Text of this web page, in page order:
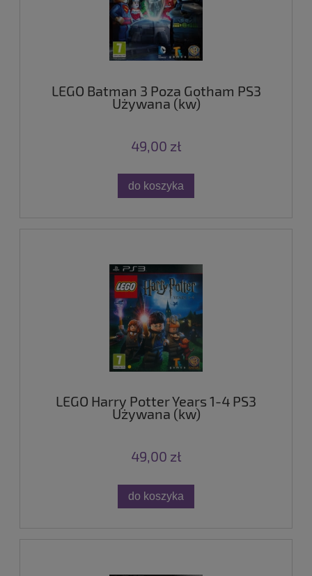
LEGO Batman 3 Poza Gotham PS3
Używana (kw)
49,00 zł
do koszyka
LEGO Harry Potter Years 1-4 PS3
Używana (kw)
49,00 zł
do koszyka